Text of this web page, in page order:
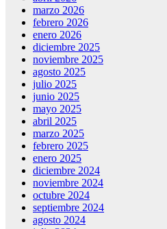
marzo 2026
febrero 2026
enero 2026
diciembre 2025
noviembre 2025
agosto 2025
julio 2025
junio 2025
mayo 2025
abril 2025
marzo 2025
febrero 2025
enero 2025
diciembre 2024
noviembre 2024
octubre 2024
septiembre 2024
agosto 2024